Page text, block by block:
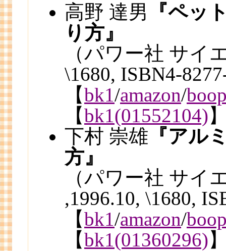
高野 達男
『ペッ
り方』
（パワー社 サイ
\1680, ISBN4-
【bk1/amazon/
【bk1(01552104)
下村 崇雄 『アル
方』
（パワー社 サイ
,1996.10, \1680,
【bk1/amazon/
【bk1(01360296)